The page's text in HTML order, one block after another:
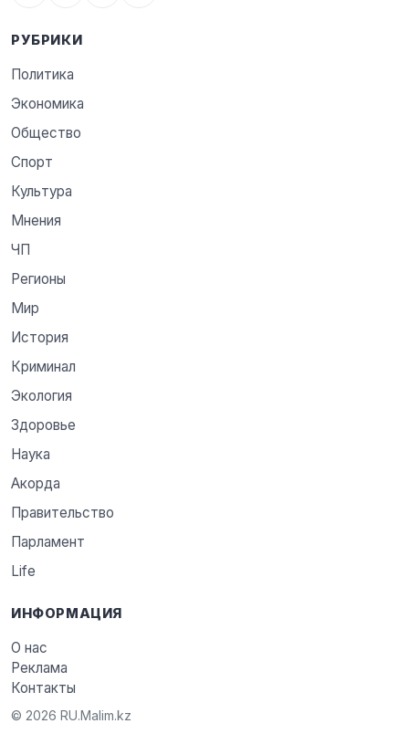
РУБРИКИ
Политика
Экономика
Общество
Спорт
Культура
Мнения
ЧП
Регионы
Мир
История
Криминал
Экология
Здоровье
Наука
Акорда
Правительство
Парламент
Life
ИНФОРМАЦИЯ
О нас
Реклама
Контакты
© 2026 RU.Malim.kz